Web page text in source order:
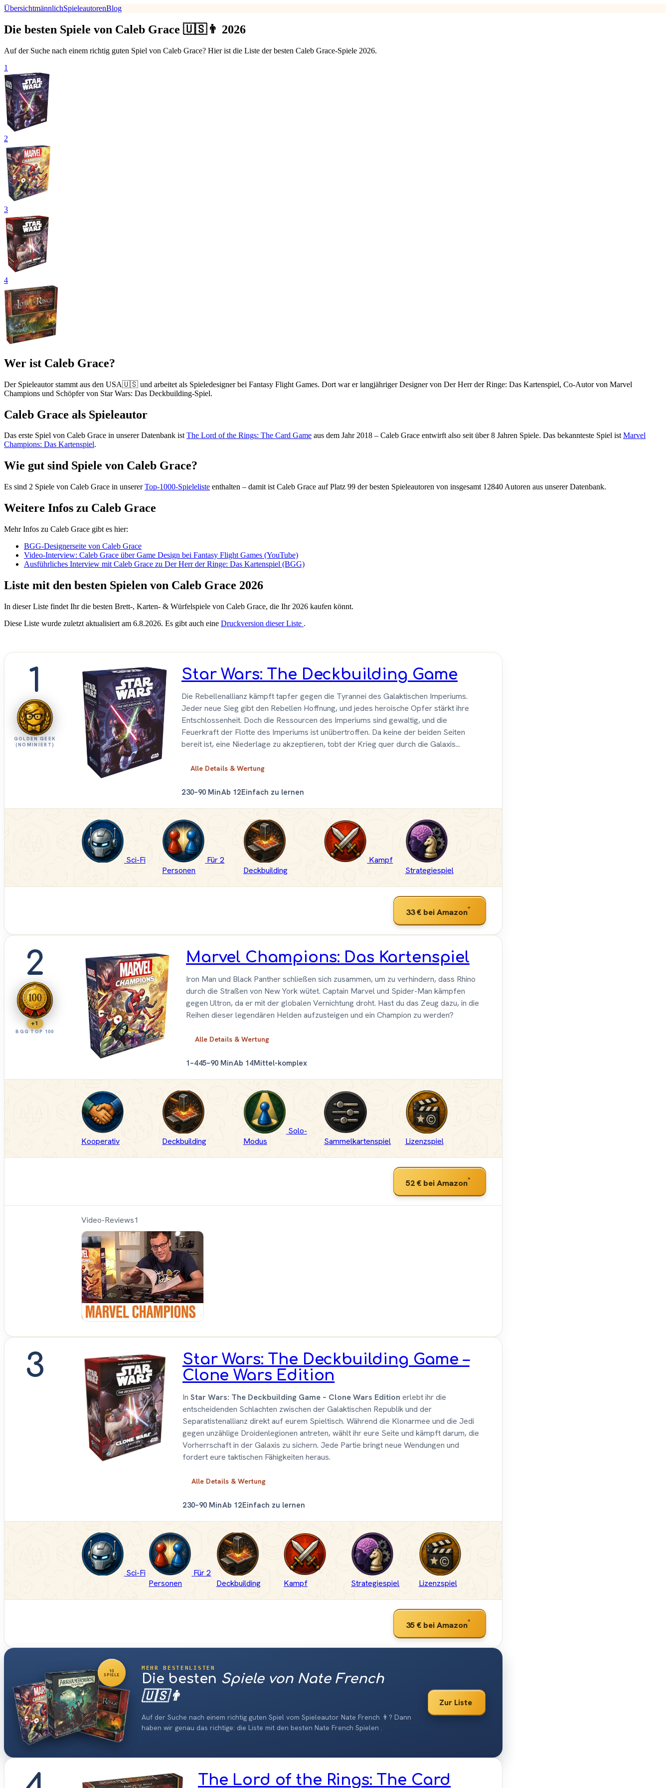
ÜbersichtmännlichSpieleautorenBlog
Die besten Spiele von Caleb Grace 🇺🇸👨 2026
Auf der Suche nach einem richtig guten Spiel von Caleb Grace? Hier ist die Liste der besten Caleb Grace-Spiele 2026.
1
2
3
4
Wer ist Caleb Grace?
Der Spieleautor stammt aus den USA🇺🇸 und arbeitet als Spieledesigner bei Fantasy Flight Games. Dort war er langjähriger Designer von Der Herr der Ringe: Das Kartenspiel, Co-Autor von Marvel
Champions und Schöpfer von Star Wars: Das Deckbuilding-Spiel.
Caleb Grace als Spieleautor
Das erste Spiel von Caleb Grace in unserer Datenbank istThe Lord of the Rings: The Card Game aus dem Jahr 2018 – Caleb Grace entwirft also seit über 8 Jahren Spiele. Das bekannteste Spiel istMarvel
Champions: Das Kartenspiel.
Wie gut sind Spiele von Caleb Grace?
Es sind 2 Spiele von Caleb Grace in unsererTop-1000-Spieleliste enthalten – damit ist Caleb Grace auf Platz 99 der besten Spieleautoren von insgesamt 12840 Autoren aus unserer Datenbank.
Weitere Infos zu Caleb Grace
Mehr Infos zu Caleb Grace gibt es hier:
BGG-Designerseite von Caleb Grace
Video-Interview: Caleb Grace über Game Design bei Fantasy Flight Games (YouTube)
Ausführliches Interview mit Caleb Grace zu Der Herr der Ringe: Das Kartenspiel (BGG)
Liste mit den besten Spielen von Caleb Grace 2026
In dieser Liste findet Ihr die besten Brett-, Karten- & Würfelspiele von Caleb Grace, die Ihr 2026 kaufen könnt.
Diese Liste wurde zuletzt aktualisiert am 6.8.2026. Es gibt auch eine Druckversion dieser Liste .
1
GOLDEN GEEK
(NOMINIERT)
Star Wars: The Deckbuilding Game
Die Rebellenallianz kämpft tapfer gegen die Tyrannei des Galaktischen Imperiums.
Jeder neue Sieg gibt den Rebellen Hoffnung, und jedes heroische Opfer stärkt ihre
Entschlossenheit. Doch die Ressourcen des Imperiums sind gewaltig, und die
Feuerkraft der Flotte des Imperiums ist unübertroffen. Da keine der beiden Seiten
bereit ist, eine Niederlage zu akzeptieren, tobt der Krieg quer durch die Galaxis...
Alle Details & Wertung
230–90 MinAb 12Einfach zu lernen
Sci-Fi
Für 2
Personen
Deckbuilding
Kampf
Strategiespiel
33 € bei Amazon*
2
+1
BGG TOP 100
Marvel Champions: Das Kartenspiel
Iron Man und Black Panther schließen sich zusammen, um zu verhindern, dass Rhino
durch die Straßen von New York wütet. Captain Marvel und Spider-Man kämpfen
gegen Ultron, da er mit der globalen Vernichtung droht. Hast du das Zeug dazu, in die
Reihen dieser legendären Helden aufzusteigen und ein Champion zu werden?
Alle Details & Wertung
1–445–90 MinAb 14Mittel-komplex
Kooperativ Deckbuilding
Solo-
Modus
Sammelkartenspiel Lizenzspiel
52 € bei Amazon*
Video-Reviews1
3
Star Wars: The Deckbuilding Game –
Clone Wars Edition
In Star Wars: The Deckbuilding Game – Clone Wars Edition erlebt ihr die
entscheidenden Schlachten zwischen der Galaktischen Republik und der
Separatistenallianz direkt auf eurem Spieltisch. Während die Klonarmee und die Jedi
gegen unzählige Droidenlegionen antreten, wählt ihr eure Seite und kämpft darum, die
Vorherrschaft in der Galaxis zu sichern. Jede Partie bringt neue Wendungen und
fordert eure taktischen Fähigkeiten heraus.
Alle Details & Wertung
230–90 MinAb 12Einfach zu lernen
Sci-Fi
Für 2
Personen
Deckbuilding Kampf Strategiespiel Lizenzspiel
35 € bei Amazon*
10
SPIELE
MEHR BESTENLISTEN
Die besten Spiele von Nate French
🇺🇸👨
Auf der Suche nach einem richtig guten Spiel vom Spieleautor Nate French 👨? Dann
haben wir genau das richtige: die Liste mit den besten Nate French Spielen .
Zur Liste
The Lord of the Rings: The Card